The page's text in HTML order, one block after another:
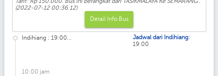
(2022-07-12 00:36:12)
Detail Info Bus
Indihiang : 19:00...
10:00 jam
Jadwal dari Indihiang:
19:00